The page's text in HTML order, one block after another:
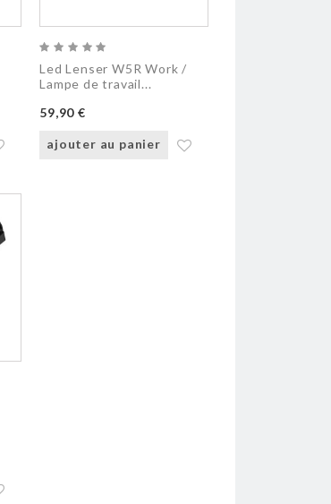
Led Lenser W5R Work /
Lampe de travail...
59,90 €
ajouter au panier